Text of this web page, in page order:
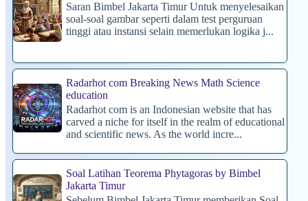
Saran Bimbel Jakarta Timur Untuk menyelesaikan
soal-soal gambar seperti dalam test perguruan
tinggi atau instansi selain memerlukan logika j...
Radarhot com Breaking News Math Science
education
Radarhot com is an Indonesian website that has
carved a niche for itself in the realm of educational
and scientific news. As the world incre...
Soal Latihan Teorema Phytagoras by Bimbel
Jakarta Timur